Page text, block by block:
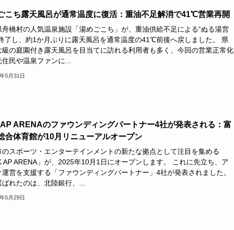
こち露天風呂が通常温度に復活：重油不足解消で41℃営業再開
舟橋村の人気温泉施設「湯めごこち」が、重油供給不足による“ぬる湯営
了し、約1か月ぶりに露天風呂を通常温度の41℃前後へ戻しました。 県
級の庭園付き露天風呂を目当てに訪れる利用者も多く、今回の営業正常化
住民や温泉ファンに...
5月31日
ARENAのファウンディングパートナー4社が発表される：富
合体育館が10月リニューアルオープン
のスポーツ・エンターテインメントの新たな拠点として注目を集める
AP ARENA」が、2025年10月1日にオープンします。 これに先立ち、ア
営を支援する「ファウンディングパートナー」4社が発表されました。
れたのは、北陸銀行、...
5月29日